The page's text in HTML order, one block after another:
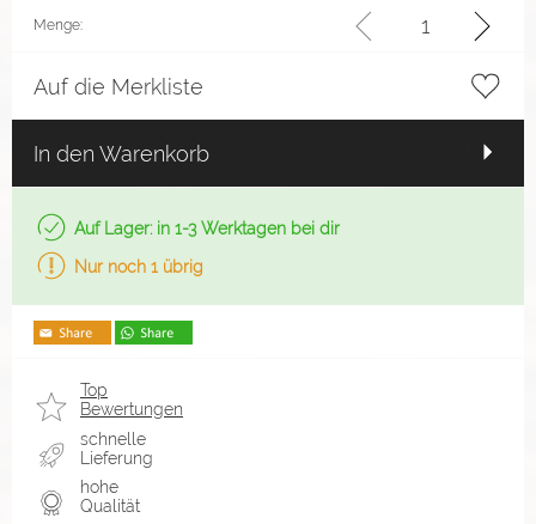
Menge:
Auf die Merkliste
In den Warenkorb
Auf Lager: in 1-3 Werktagen bei dir
Nur noch 1 übrig
Top
Bewertungen
schnelle
Lieferung
hohe
Qualität